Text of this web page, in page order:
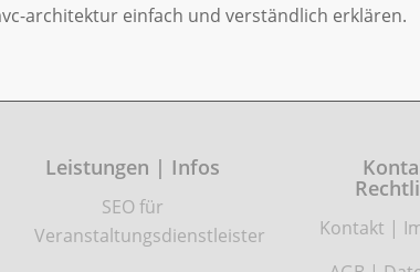
architektur einfach und verständlich erklären.
Leistungen | Infos
SEO für
Veranstaltungsdienstleister
Kontakt |